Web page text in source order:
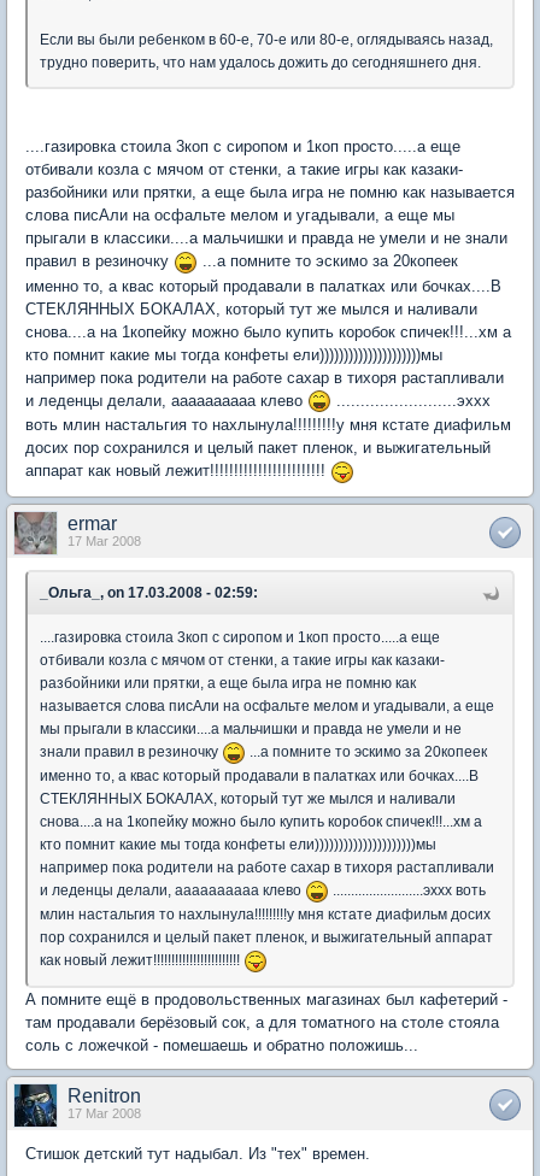
Если вы были ребенком в 60-е, 70-е или 80-е, оглядываясь назад,
трудно поверить, что нам удалось дожить до сегодняшнего дня.
....газировка стоила 3коп с сиропом и 1коп просто.....а еще
отбивали козла с мячом от стенки, а такие игры как казаки-
разбойники или прятки, а еще была игра не помню как называется
слова писАли на осфальте мелом и угадывали, а еще мы
прыгали в классики....а мальчишки и правда не умели и не знали
правил в резиночку
...а помните то эскимо за 20копеек
именно то, а квас который продавали в палатках или бочках....В
СТЕКЛЯННЫХ БОКАЛАХ, который тут же мылся и наливали
снова....а на 1копейку можно было купить коробок спичек!!!...хм а
кто помнит какие мы тогда конфеты ели)))))))))))))))))))))мы
например пока родители на работе сахар в тихоря растапливали
и леденцы делали, аааааааааа клево
.........................эххх
воть млин настальгия то нахлынула!!!!!!!!!у мня кстате диафильм
досих пор сохранился и целый пакет пленок, и выжигательный
аппарат как новый лежит!!!!!!!!!!!!!!!!!!!!!!!!
ermar
17 Mar 2008
_Ольга_, on 17.03.2008 - 02:59:
....газировка стоила 3коп с сиропом и 1коп просто.....а еще
отбивали козла с мячом от стенки, а такие игры как казаки-
разбойники или прятки, а еще была игра не помню как
называется слова писАли на осфальте мелом и угадывали, а еще
мы прыгали в классики....а мальчишки и правда не умели и не
знали правил в резиночку
...а помните то эскимо за 20копеек
именно то, а квас который продавали в палатках или бочках....В
СТЕКЛЯННЫХ БОКАЛАХ, который тут же мылся и наливали
снова....а на 1копейку можно было купить коробок спичек!!!...хм а
кто помнит какие мы тогда конфеты ели)))))))))))))))))))))мы
например пока родители на работе сахар в тихоря растапливали
и леденцы делали, аааааааааа клево
.........................эххх воть
млин настальгия то нахлынула!!!!!!!!!у мня кстате диафильм досих
пор сохранился и целый пакет пленок, и выжигательный аппарат
как новый лежит!!!!!!!!!!!!!!!!!!!!!!!!
А помните ещё в продовольственных магазинах был кафетерий -
там продавали берёзовый сок, а для томатного на столе стояла
соль с ложечкой - помешаешь и обратно положишь...
Renitron
17 Mar 2008
Стишок детский тут надыбал. Из "тех" времен.